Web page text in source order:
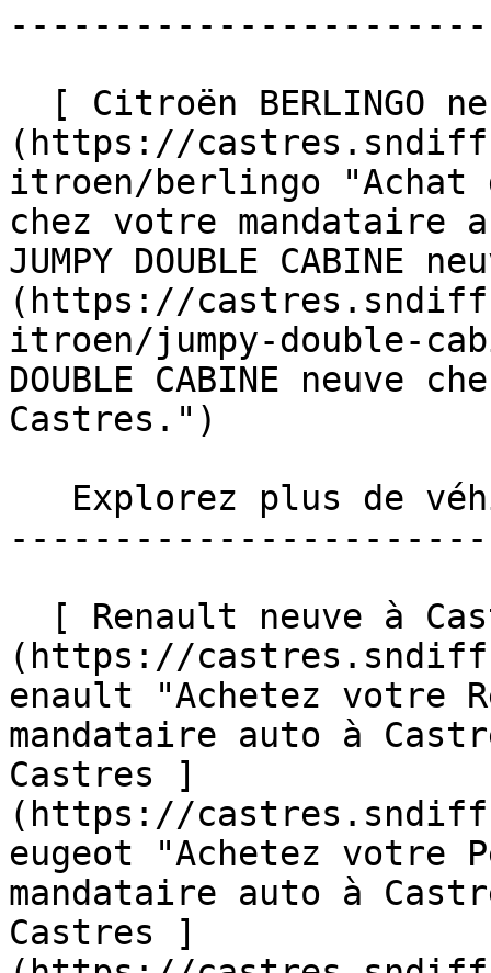
(https://
itroen/berlingo "Achat
chez votre
JUMPY DOUBLE CABINE
(https://
itroen/jumpy-double-
DOUBLE CABINE neuve
Castres.")
(https://
enault "Achetez votre
mandataire auto à
Castres ]
(https://
eugeot "Achetez votre
mandataire auto à
Castres ]